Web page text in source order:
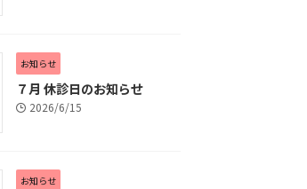
お知らせ
７月 休診日のお知らせ
2026/6/15
お知らせ